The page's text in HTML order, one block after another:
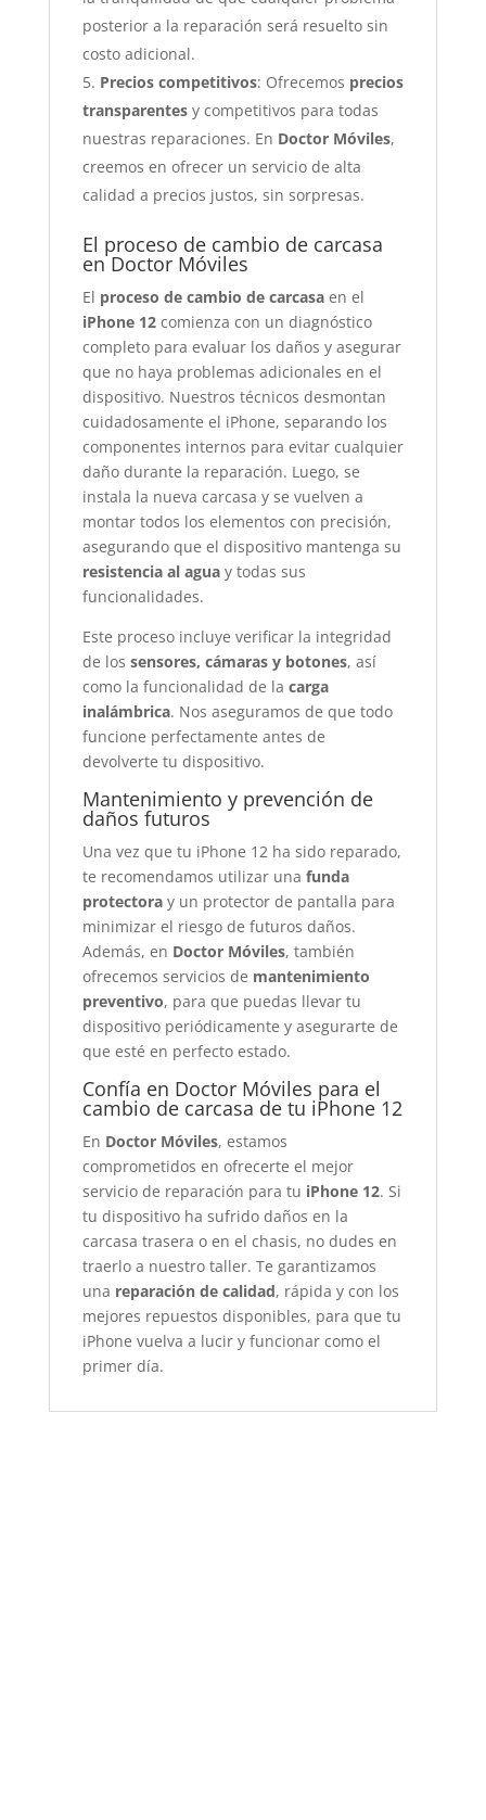
posterior a la reparación será resuelto sin
costo adicional.
Precios competitivos: Ofrecemos precios
transparentesy competitivos para todas
nuestras reparaciones. En Doctor Móviles,
creemos en ofrecer un servicio de alta
calidad a precios justos, sin sorpresas.
El proceso de cambio de carcasa
en Doctor Móviles
El proceso de cambio de carcasaen el
iPhone 12comienza con un diagnóstico
completo para evaluar los daños y asegurar
que no haya problemas adicionales en el
dispositivo. Nuestros técnicos desmontan
cuidadosamente el iPhone, separando los
componentes internos para evitar cualquier
daño durante la reparación. Luego, se
instala la nueva carcasa y se vuelven a
montar todos los elementos con precisión,
asegurando que el dispositivo mantenga su
resistencia al aguay todas sus
funcionalidades.
Este proceso incluye verificar la integridad
de los sensores, cámaras y botones, así
como la funcionalidad de la carga
inalámbrica. Nos aseguramos de que todo
funcione perfectamente antes de
devolverte tu dispositivo.
Mantenimiento y prevención de
daños futuros
Una vez que tu iPhone 12 ha sido reparado,
te recomendamos utilizar una funda
protectoray un protector de pantalla para
minimizar el riesgo de futuros daños.
Además, en Doctor Móviles, también
ofrecemos servicios de mantenimiento
preventivo, para que puedas llevar tu
dispositivo periódicamente y asegurarte de
que esté en perfecto estado.
Confía en Doctor Móviles para el
cambio de carcasa de tu iPhone 12
En Doctor Móviles, estamos
comprometidos en ofrecerte el mejor
servicio de reparación para tu iPhone 12. Si
tu dispositivo ha sufrido daños en la
carcasa trasera o en el chasis, no dudes en
traerlo a nuestro taller. Te garantizamos
una reparación de calidad, rápida y con los
mejores repuestos disponibles, para que tu
iPhone vuelva a lucir y funcionar como el
primer día.